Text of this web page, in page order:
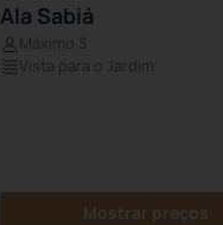
Ala Sabiá
Máximo 3
Vista para o Jardim
Mostrar preços